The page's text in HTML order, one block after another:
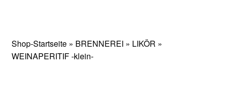
Weinberge
Shop-Startseite» BRENNEREI » LIKÖR »
WEINAPERITIF -klein-